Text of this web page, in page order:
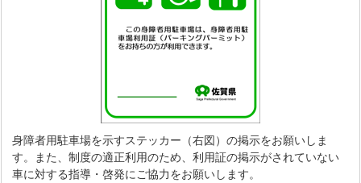
身障者用駐車場を示すステッカー（右図）の掲示をお願いしま
す。また、制度の適正利用のため、利用証の掲示がされていない
車に対する指導・啓発にご協力をお願いします。